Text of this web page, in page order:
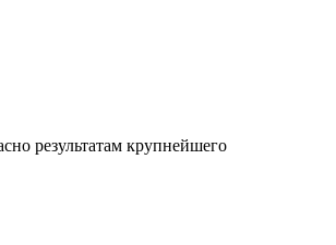
результатам крупнейшего